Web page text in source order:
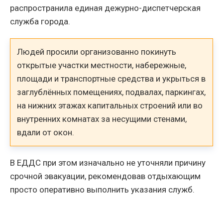
распространила единая дежурно-диспетчерская
служба города.
Людей просили организованно покинуть
открытые участки местности, набережные,
площади и транспортные средства и укрыться в
заглублённых помещениях, подвалах, паркингах,
на нижних этажах капитальных строений или во
внутренних комнатах за несущими стенами,
вдали от окон.
В ЕДДС при этом изначально не уточняли причину
срочной эвакуации, рекомендовав отдыхающим
просто оперативно выполнить указания служб.